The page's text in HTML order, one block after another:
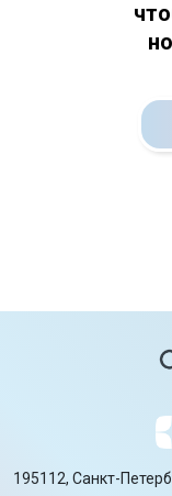
195112, Санкт-